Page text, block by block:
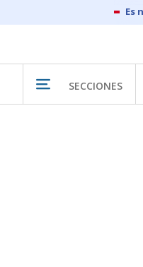
SECCIONES